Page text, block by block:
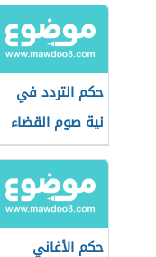
حكم التردد في
نية صوم القضاء
حكم الأغاني